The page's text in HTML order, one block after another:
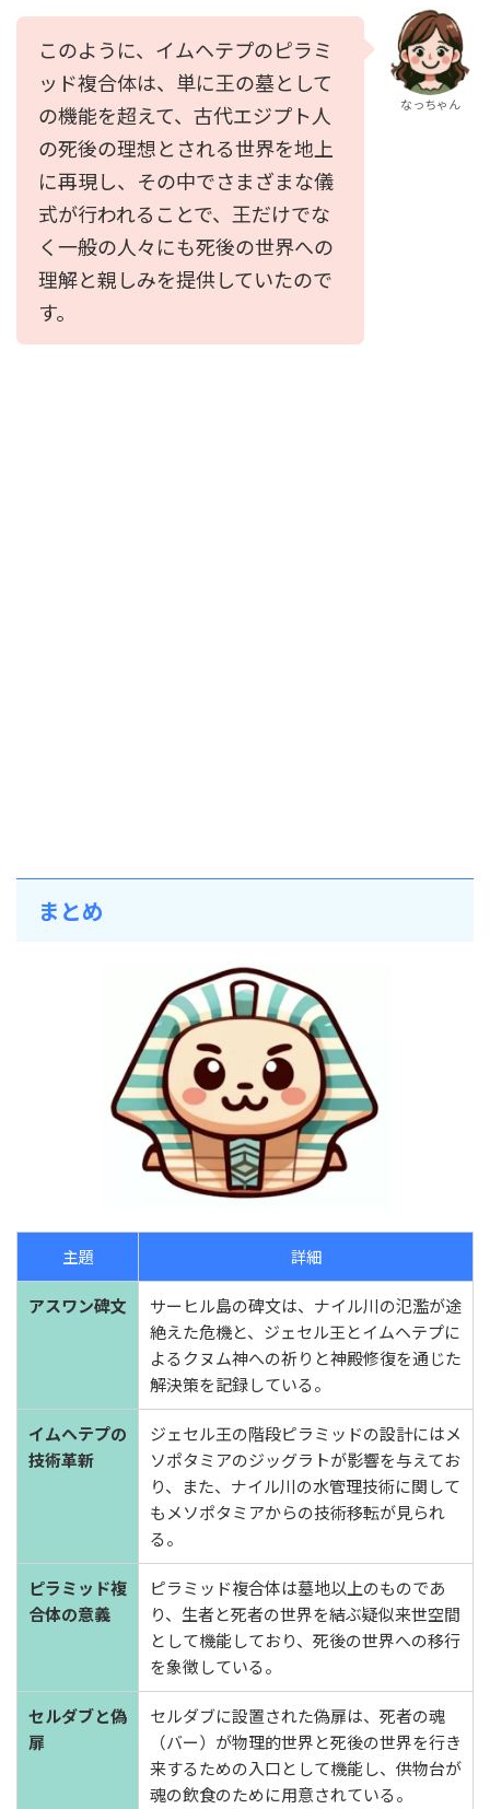
このように、イムヘテプのピラミ
ッド複合体は、単に王の墓として
の機能を超えて、古代エジプト人
の死後の理想とされる世界を地上
に再現し、その中でさまざまな儀
式が行われることで、王だけでな
く一般の人々にも死後の世界への
理解と親しみを提供していたので
す。
なっちゃん
まとめ
主題 詳細
アスワン碑文
サーヒル島の碑文は、ナイル川の氾濫が途
絶えた危機と、ジェセル王とイムヘテプに
よるクヌム神への祈りと神殿修復を通じた
解決策を記録している。
イムヘテプの
技術革新
ジェセル王の階段ピラミッドの設計にはメ
ソポタミアのジッグラトが影響を与えてお
り、また、ナイル川の水管理技術に関して
もメソポタミアからの技術移転が見られ
る。
ピラミッド複
合体の意義
ピラミッド複合体は墓地以上のものであ
り、生者と死者の世界を結ぶ疑似来世空間
として機能しており、死後の世界への移行
を象徴している。
セルダブと偽
扉
セルダブに設置された偽扉は、死者の魂
（バー）が物理的世界と死後の世界を行き
来するための入口として機能し、供物台が
魂の飲食のために用意されている。